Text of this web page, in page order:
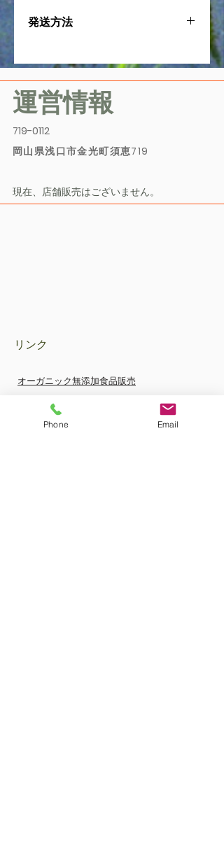
発送方法
運営情報
719-0112
岡山県浅口市金光町須恵719
​現在、店舗販売はございません。
リンク
オーガニック無添加食品販売
商品カテゴリー表示
Phone Email